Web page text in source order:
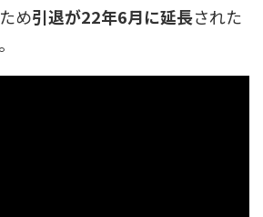
め引退が22年6月に延長された